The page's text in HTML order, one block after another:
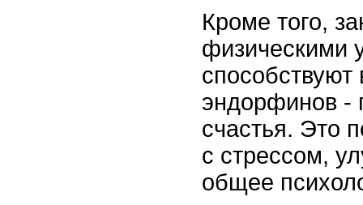
Кроме того,
физическими
способствуют
эндорфинов -
счастья. Это
с стрессом,
общее